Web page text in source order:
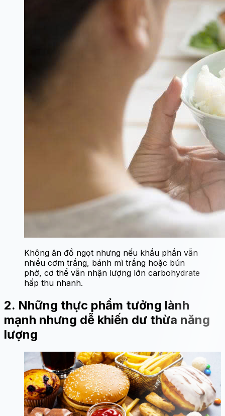
Không ăn đồ ngọt nhưng nếu khẩu phần vẫn
nhiều cơm trắng, bánh mì trắng hoặc bún
phở, cơ thể vẫn nhận lượng lớn carbohydrate
hấp thu nhanh.
2. Những thực phẩm tưởng lành
mạnh nhưng dễ khiến dư thừa năng
lượng